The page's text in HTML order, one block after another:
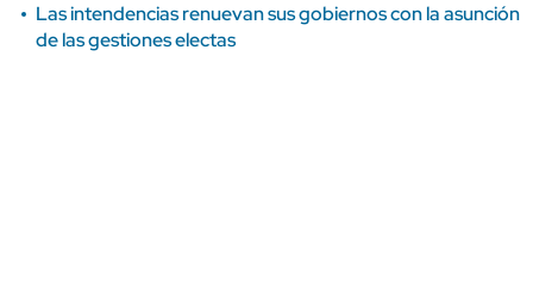
Las intendencias renuevan sus gobiernos con la asunción
de las gestiones electas